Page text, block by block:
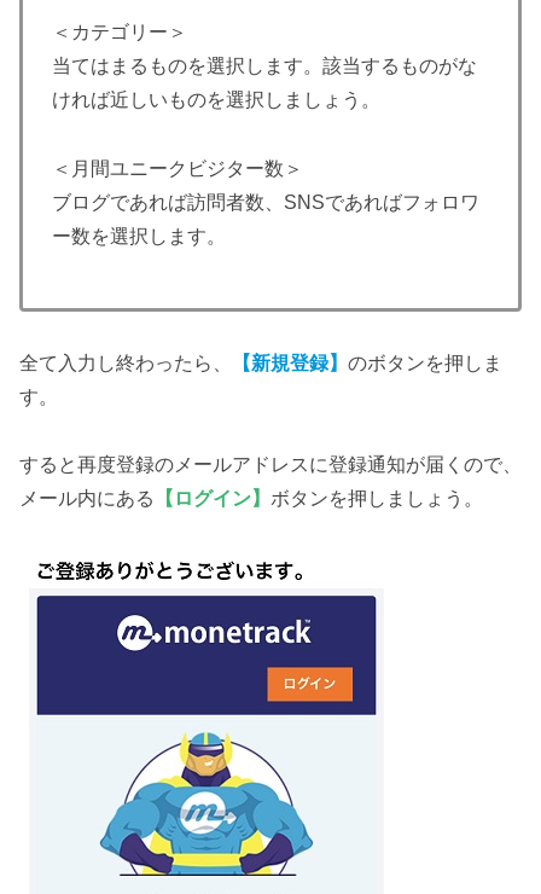
＜カテゴリー＞
当てはまるものを選択します。該当するものがな
ければ近しいものを選択しましょう。
＜月間ユニークビジター数＞
ブログであれば訪問者数、SNSであればフォロワ
ー数を選択します。
全て入力し終わったら、 【新規登録】 のボタンを押しま
す。
すると再度登録のメールアドレスに登録通知が届くので、
メール内にある
【ログイン】 ボタンを押しましょう。